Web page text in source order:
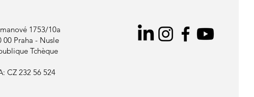
1753/10a
00 Praha - Nusle
Tchèque
CZ 232 56 524